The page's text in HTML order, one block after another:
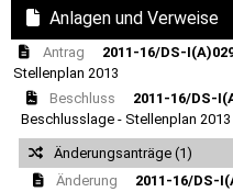
Anlagen und Verweise
Antrag
2011-16/DS-
Stellenplan 2013
Beschluss
2011-16/DS-
Beschlusslage - Stellenplan 2013
Änderungsanträge (1)
Änderung
2011-16/DS-